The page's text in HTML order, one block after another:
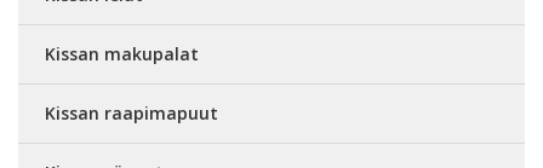
Kissan makupalat
Kissan raapimapuut